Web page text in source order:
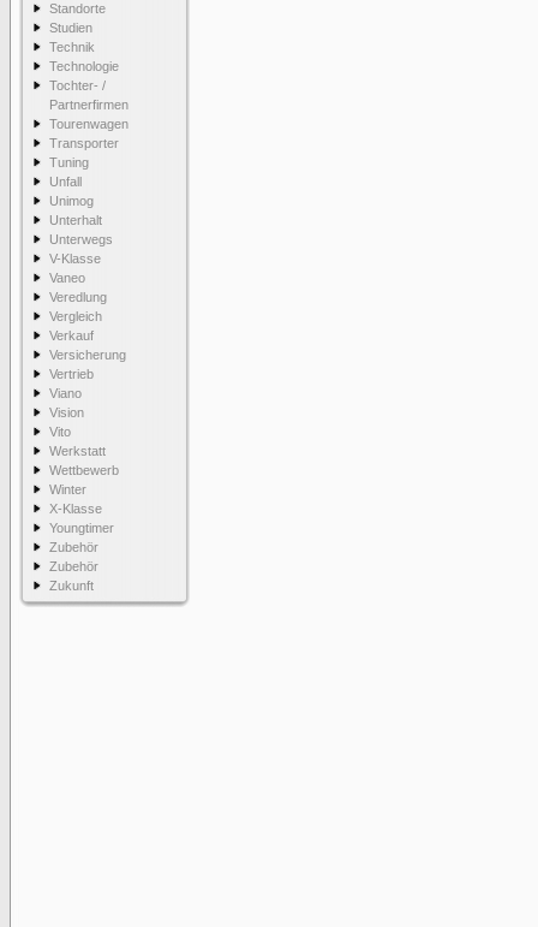
Standorte
Studien
Technik
Technologie
Tochter- /
Partnerfirmen
Tourenwagen
Transporter
Tuning
Unfall
Unimog
Unterhalt
Unterwegs
V-Klasse
Vaneo
Veredlung
Vergleich
Verkauf
Versicherung
Vertrieb
Viano
Vision
Vito
Werkstatt
Wettbewerb
Winter
X-Klasse
Youngtimer
Zubehör
Zubehör
Zukunft